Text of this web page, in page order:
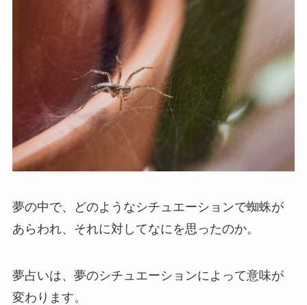
夢の中で、どのようなシチュエーションで蜘蛛が
あらわれ、それに対してなにを思ったのか。
夢占いは、夢のシチュエーションによって意味が
変わります。